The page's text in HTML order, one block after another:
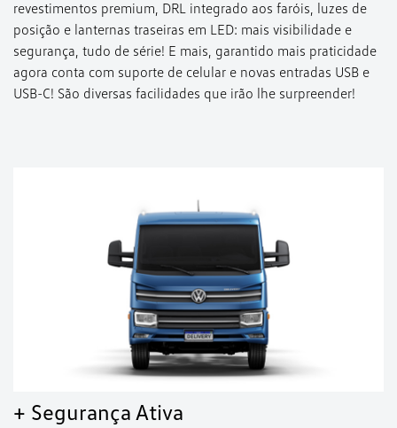
revestimentos premium, DRL integrado aos faróis, luzes de
posição e lanternas traseiras em LED: mais visibilidade e
segurança, tudo de série! E mais, garantido mais praticidade
agora conta com suporte de celular e novas entradas USB e
USB-C! São diversas facilidades que irão lhe surpreender!
+ Segurança Ativa